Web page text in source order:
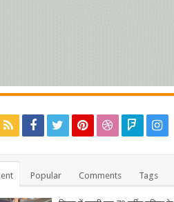
Popular Comments Tags